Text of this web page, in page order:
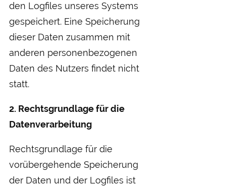
den Logfiles unseres Systems
gespeichert. Eine Speicherung
dieser Daten zusammen mit
anderen personenbezogenen
Daten des Nutzers findet nicht
statt.
2. Rechtsgrundlage für die
Datenverarbeitung
Rechtsgrundlage für die
vorübergehende Speicherung
der Daten und der Logfiles ist